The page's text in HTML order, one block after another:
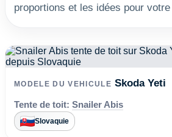
proportions et les idées pour
MODELE DU VEHICULE Skoda Yeti
Tente de toit: Snailer Abis
Slovaquie